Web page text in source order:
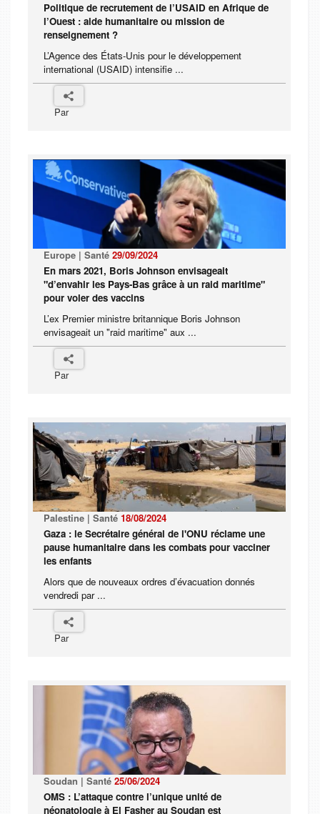
Politique de recrutement de l’USAID en Afrique de
l’Ouest : aide humanitaire ou mission de
renseignement ?
L’Agence des États-Unis pour le développement
international (USAID) intensifie ...
Par
Europe | Santé 29/09/2024
En mars 2021, Boris Johnson envisageait
"d’envahir les Pays-Bas grâce à un raid maritime"
pour voler des vaccins
L’ex Premier ministre britannique Boris Johnson
envisageait un "raid maritime" aux ...
Par
Palestine | Santé 18/08/2024
Gaza : le Secrétaire général de l'ONU réclame une
pause humanitaire dans les combats pour vacciner
les enfants
Alors que de nouveaux ordres d’évacuation donnés
vendredi par ...
Par
Soudan | Santé 25/06/2024
OMS : L’attaque contre l’unique unité de
néonatologie à El Fasher au Soudan est